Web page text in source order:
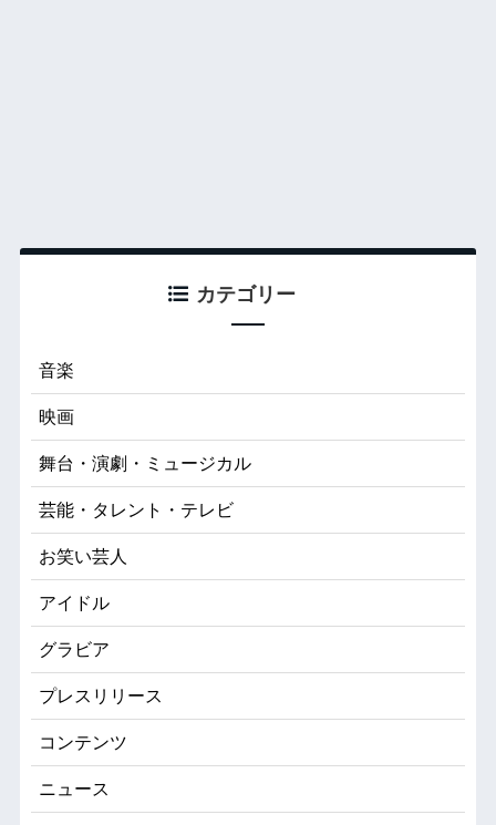
カテゴリー
音楽
映画
舞台・演劇・ミュージカル
芸能・タレント・テレビ
お笑い芸人
アイドル
グラビア
プレスリリース
コンテンツ
ニュース